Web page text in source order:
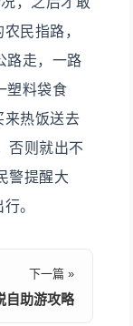
民指路，
路走，一路
塑料袋食
来热饭送去
否则就出不
警提醒大
。
下一篇 »
自助游攻略